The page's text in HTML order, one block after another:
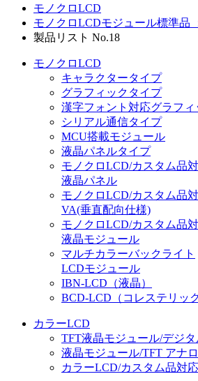
モノクロLCD
モノクロLCDモジュール標準品
製品リスト No.18
モノクロLCD
キャラクタータイプ
グラフィックタイプ
漢字フォント対応グラフィ
シリアル通信タイプ
MCU搭載モジュール
液晶パネルタイプ
モノクロLCD/カスタム品
液晶パネル
モノクロLCD/カスタム品
VA(垂直配向仕様)
モノクロLCD/カスタム品
液晶モジュール
マルチカラーバックライト
LCDモジュール
IBN-LCD（液晶）
BCD-LCD（コレステリッ
カラーLCD
TFT液晶モジュール/デジ
液晶モジュール/TFT アナ
カラーLCD/カスタム品対